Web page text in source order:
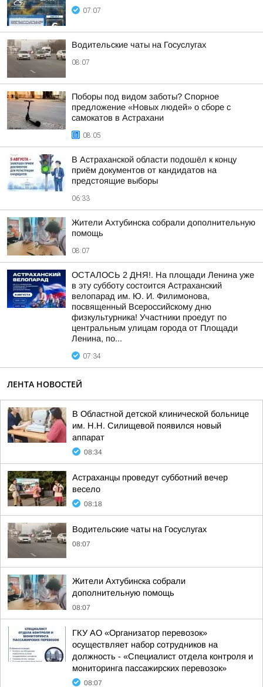
07:07
Водительские чаты на Госуслугах
08:07
Поборы под видом заботы? Спорное
предложение «Новых людей» о сборе с
самокатов в Астрахани
08:05
В Астраханской области подошёл к концу
приём документов от кандидатов на
предстоящие выборы
06:33
Жители Ахтубинска собрали дополнительную
помощь
08:07
ОСТАЛОСЬ 2 ДНЯ!. На площади Ленина уже
в эту субботу состоится Астраханский
велопарад им. Ю. И. Филимонова,
посвященный Всероссийскому дню
физкультурника! Участники проедут по
центральным улицам города от Площади
Ленина, по...
07:34
ЛЕНТА НОВОСТЕЙ
В Областной детской клинической больнице
им. Н.Н. Силищевой появился новый
аппарат
08:34
Астраханцы проведут субботний вечер
весело
08:18
Водительские чаты на Госуслугах
08:07
Жители Ахтубинска собрали
дополнительную помощь
08:07
ГКУ АО «Организатор перевозок»
осуществляет набор сотрудников на
должность - «Специалист отдела контроля и
мониторинга пассажирских перевозок»
08:07